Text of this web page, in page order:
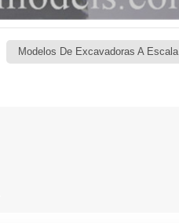
Modelos De Excavadoras A Escala